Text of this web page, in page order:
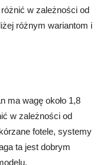
w zależności od
różnym wariantom i
ma wagę około 1,8
w zależności od
fotele, systemy
ta jest dobrym